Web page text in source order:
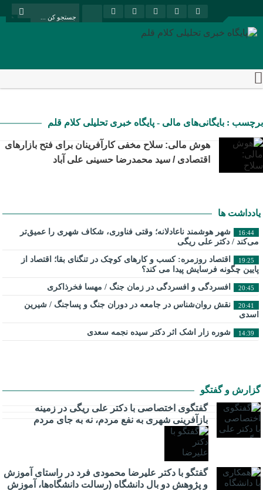
برچسب : بایگانی‌های مالی - پایگاه خبری تحلیلی کلام قلم
هوش مالی: سلاح مخفی کارآفرینان برای فتح بازارهای
اقتصادی / سید محمدرضا حسینی علی آباد
یادداشت ها
16:44
شهر هوشمند ناعادلانه؛ وقتی فناوری، شکاف شهری را عمیق‌تر
می‌کند / دکتر علی ریگی
19:25
اقتصاد روزمره: کسب‌ و کارهای کوچک در تنگنای بقا؛ اقتصاد از
پایین چگونه فرسایش پیدا می کند؟
20:45 افسردگی و افسردگی در زمان جنگ / مهسا فخرذاکری
20:41
نقش روان‌شناس در جامعه در دوران جنگ و پساجنگ / شیرین
اسدی
14:39 شوره زار اشک اثر دکتر سیده نجمه سعدی
گزارش و گفتگو
گفتگوی اختصاصی با دکتر علی ریگی در زمینه
بازآفرینی شهری به نفع مردم، نه به جای مردم
گفتگو با دکتر علیرضا محمودی فرد در راستای آموزش
و پژوهش دو بال دانشگاه (رسالت دانشگاه‌ها، آموزش